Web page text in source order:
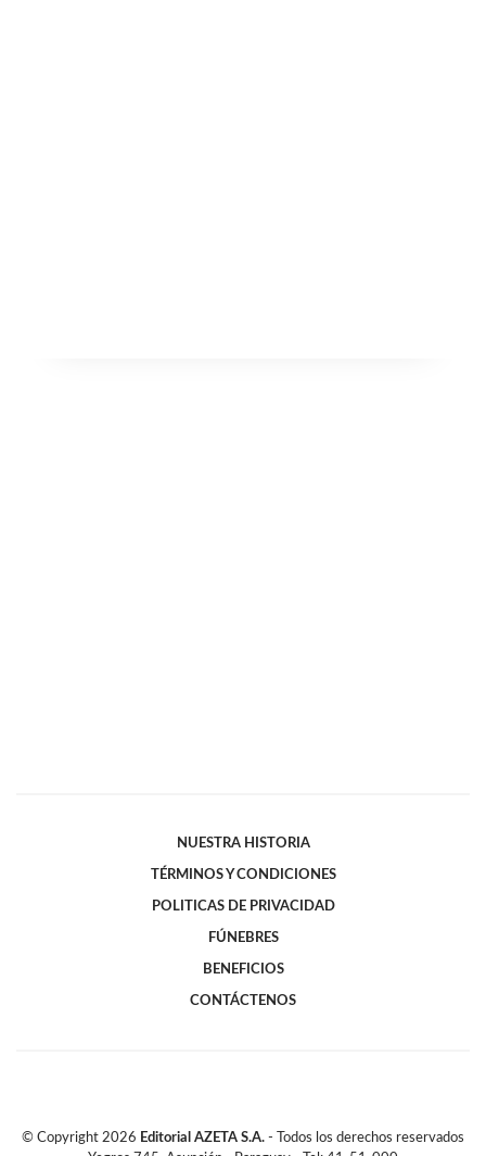
NUESTRA HISTORIA
TÉRMINOS Y CONDICIONES
POLITICAS DE PRIVACIDAD
FÚNEBRES
BENEFICIOS
CONTÁCTENOS
© Copyright 2026 Editorial AZETA S.A. - Todos los derechos reservados